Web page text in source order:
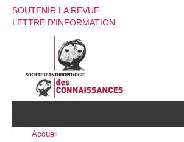
SOUTENIR LA REVUE
LETTRE D'INFORMATION
La société d’anthropologie des
Accueil